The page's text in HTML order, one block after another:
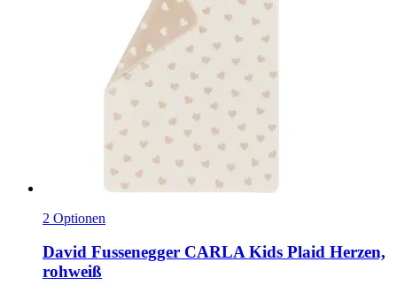
2 Optionen
David Fussenegger CARLA Kids Plaid Herzen,
rohweiß